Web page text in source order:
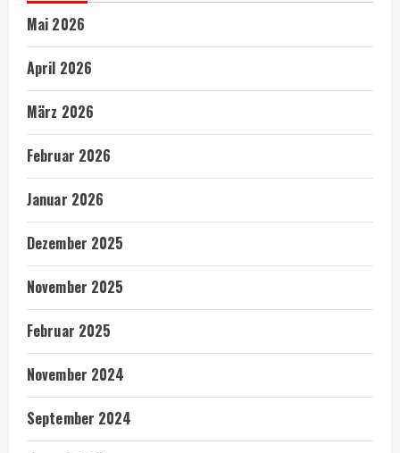
Mai 2026
April 2026
März 2026
Februar 2026
Januar 2026
Dezember 2025
November 2025
Februar 2025
November 2024
September 2024